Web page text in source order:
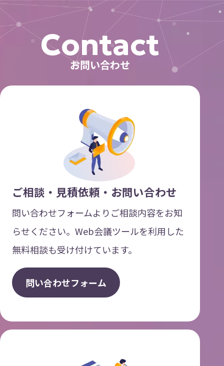
Contact
お問い合わせ
ご相談・見積依頼・お問い合わせ
問い合わせフォームよりご相談内容をお知
らせください。Web会議ツールを利用した
無料相談も受け付けています。
問い合わせフォーム